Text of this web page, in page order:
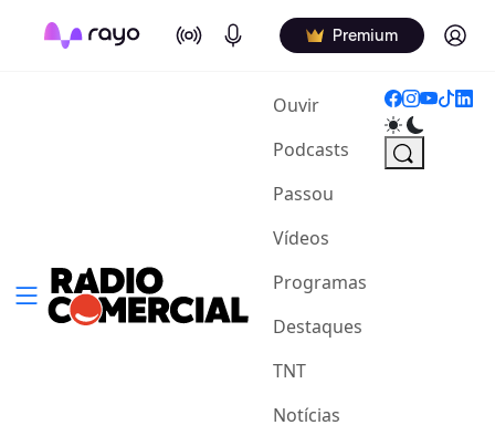
On Air Podcasts Premium Log in
Ouvir(current)
Podcasts
Passou
Vídeos
Programas
Destaques
TNT
Notícias